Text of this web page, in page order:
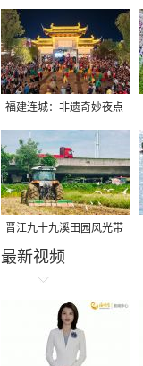
福建连城：非遗奇妙夜点
亮夏夜
晋江九十九溪田园风光带
千亩早稻迎来成熟收割季
最新视频